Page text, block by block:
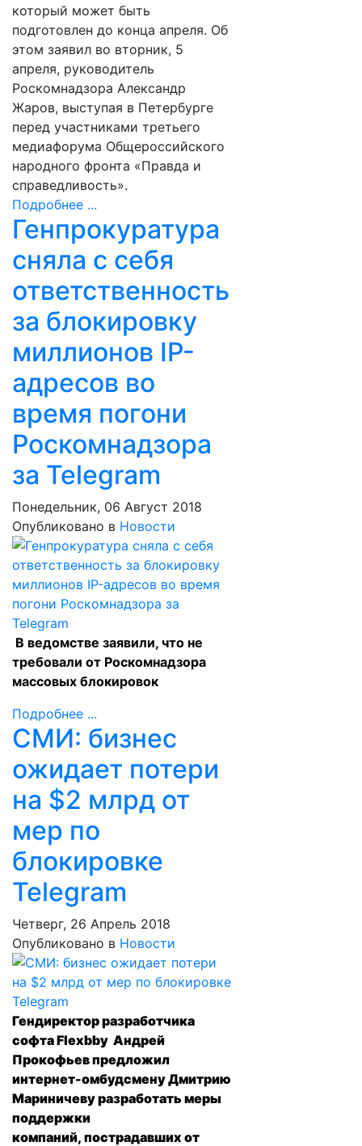
который может быть
подготовлен до конца апреля. Об
этом заявил во вторник, 5
апреля, руководитель
Роскомнадзора Александр
Жаров, выступая в Петербурге
перед участниками третьего
медиафорума Общероссийского
народного фронта «Правда и
справедливость».
Подробнее ...
Генпрокуратура
сняла с себя
ответственность
за блокировку
миллионов IP-
адресов во
время погони
Роскомнадзора
за Telegram
Понедельник, 06 Август 2018
Опубликовано в Новости
В ведомстве заявили, что не
требовали от Роскомнадзора
массовых блокировок
Подробнее ...
СМИ: бизнес
ожидает потери
на $2 млрд от
мер по
блокировке
Telegram
Четверг, 26 Апрель 2018
Опубликовано в Новости
Гендиректор разработчика
софта Flexbby Андрей
Прокофьев предложил
интернет-омбудсмену Дмитрию
Мариничеву разработать меры
поддержки
компаний, пострадавших от